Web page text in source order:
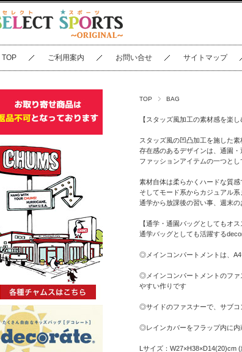
TOP ご利用案内 お問い合せ サイトマップ
TOP BAG
【スタッズ風加工の素材感を楽し
スタッズ風の凹凸加工を施した素
存在感のあるデザインは、通園
ファッションアイテムの一つと
素材自体は柔らかくハードな質
そしてモード系からカジュアル
通学から放課後の習い事、週末
【通学・通園バッグとしてもオス
通学バッグとしても活躍する
◎メインコンパートメントは、
◎メインコンパートメントのファ
やすい作りです
◎サイドのファスナーで、サブコ
◎レインカバーをフラップ内に内
Lサイズ：W27×H38×D14(20)cm (